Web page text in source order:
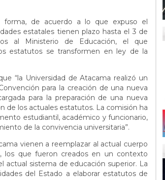
de acuerdo a lo que expuso el
estatales tienen plazo hasta el 3 de
al Ministerio de Educación, el que
estatutos se transformen en ley de la
“la Universidad de Atacama realizó un
para la creación de una nueva
para la preparación de una nueva
de los actuales estatutos. La comisión ha
estudiantil, académico y funcionario,
de la convivencia universitaria”.
vienen a reemplazar al actual cuerpo
que fueron creados en un contexto
actual sistema de educación superior. La
del Estado a elaborar estatutos de